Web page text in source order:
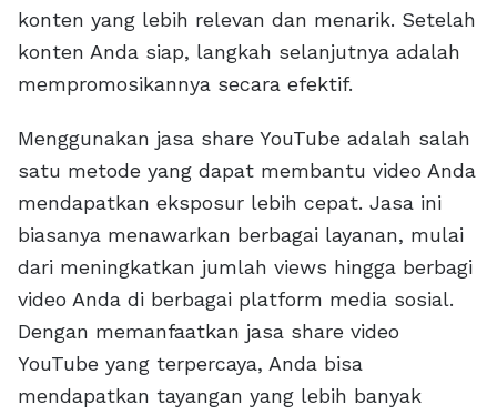
konten yang lebih relevan dan menarik. Setelah
konten Anda siap, langkah selanjutnya adalah
mempromosikannya secara efektif.
Menggunakan jasa share YouTube adalah salah
satu metode yang dapat membantu video Anda
mendapatkan eksposur lebih cepat. Jasa ini
biasanya menawarkan berbagai layanan, mulai
dari meningkatkan jumlah views hingga berbagi
video Anda di berbagai platform media sosial.
Dengan memanfaatkan jasa share video
YouTube yang terpercaya, Anda bisa
mendapatkan tayangan yang lebih banyak